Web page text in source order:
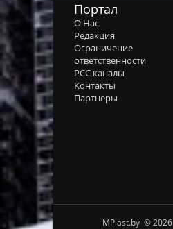
Портал
О Нас
Редакция
Ограничение
ответственности
РСС каналы
Контакты
Партнеры
MPlast.by © 2026